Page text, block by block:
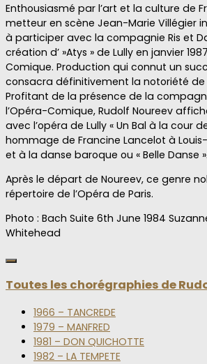
Enthousiasmé par l’art et la culture de
metteur en scène Jean-Marie Villégier
à participer avec la compagnie Ris et
création d’ »Atys » de Lully en janvier
Comique. Production qui connut un
consacra définitivement la notoriété de
Profitant de la présence de la
l’Opéra-Comique, Rudolf Noureev
avec l’opéra de Lully « Un Bal à la cour
hommage de Francine Lancelot à
et à la danse baroque ou « Belle Danse ».
Après le départ de Noureev, ce genre
répertoire de l’Opéra de Paris.
Photo : Bach Suite 6th June 1984
Whitehead
Toutes les chorégraphies de
1966 – TANCREDE
1979 – MANFRED
1981 – DON QUICHOTTE
1982 – LA TEMPETE